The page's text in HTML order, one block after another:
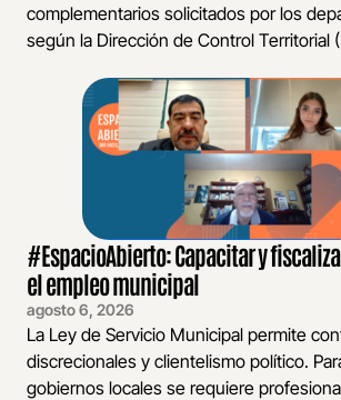
complementarios solicitados por los
según la Dirección de Control Territorial
#EspacioAbierto: Capacitar y
el empleo municipal
agosto 6, 2026
La Ley de Servicio Municipal permite
discrecionales y clientelismo político.
gobiernos locales se requiere